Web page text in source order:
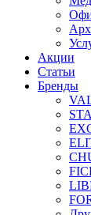
Акции
Статьи
Бренды